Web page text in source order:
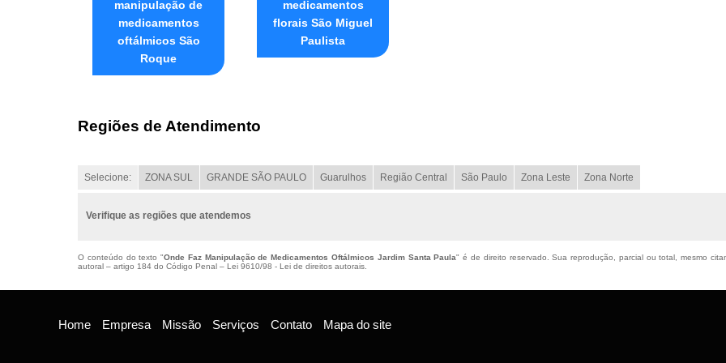
manipulação de
medicamentos
oftálmicos São
Roque
medicamentos
florais São Miguel
Paulista
Regiões de Atendimento
Selecione: ZONA SUL GRANDE SÃO PAULO Guarulhos Região Central São Paulo Zona Leste Zona Norte
Verifique as regiões que atendemos
O conteúdo do texto "Onde Faz Manipulação de Medicamentos Oftálmicos Jardim Santa Paula" é de direito reservado. Sua reprodução, parcial ou total, mesmo
autoral – artigo 184 do Código Penal – Lei 9610/98 - Lei de direitos autorais
Home Empresa Missão Serviços Contato Mapa do site